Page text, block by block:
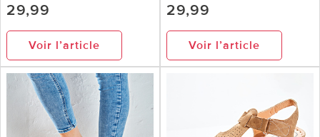
29,99
Voir l’article
29,99
Voir l’article